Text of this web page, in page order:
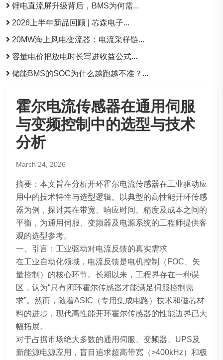
锂电直流屏升级背后，BMS为何需...
2026上半年新品回顾 | 芯森电子...
20MW海上风电变流器：电流采样链...
容量电价把放电时长写进收益公式...
储能BMS的SOC为什么越跑越不准？...
霍尔电流传感器在通用伺服
与变频控制中的选型与技术
分析
March 24, 2026
摘要：本文旨在分析开环霍尔电流传感器在工业驱动应
用中的技术特性与选型逻辑。以典型的高性能开环传感
器为例，探讨其在带宽、响应时间、精度及成本之间的
平衡，为通用伺服、变频器及电源系统的工程师提供客
观的选型参考。
一、引言：工业驱动对电流反馈的真实需求
在工业自动化领域，电流反馈是电机控制（FOC、矢
量控制）的核心环节。长期以来，工程界存在一种误
区，认为“只有闭环霍尔传感器才能满足伺服控制需
求”。然而，随着ASIC（专用集成电路）技术和磁芯材
料的进步，现代高性能开环霍尔传感器的性能边界已大
幅拓展。
对于占据市场绝大多数的通用伺服、变频器、UPS及
新能源电源应用，盲目追求超高带宽（>400kHz）和极